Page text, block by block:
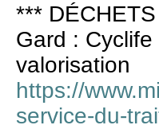
***
Gard :
valorisation
https://
service-du-